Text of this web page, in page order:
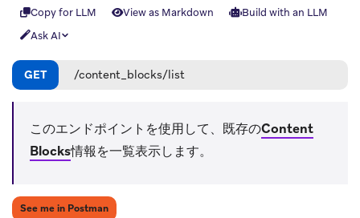
Copy for LLM View as Markdown
Build with an LLM
Ask AI
GET /content_blocks/list
このエンドポイントを使用して、既存のContent
Blocks情報を一覧表示します。
See me in Postman(opens in new tab)